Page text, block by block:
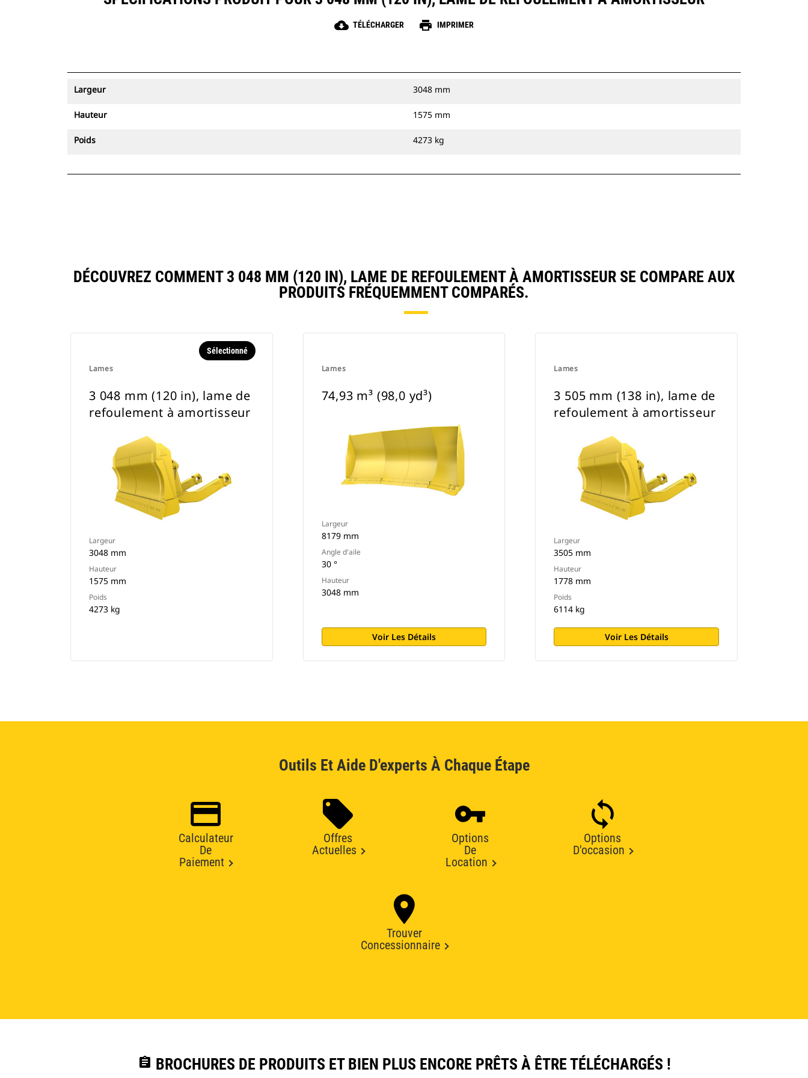
cloud_download TÉLÉCHARGER print IMPRIMER
Largeur 3048 mm
Hauteur 1575 mm
Poids 4273 kg
DÉCOUVREZ COMMENT 3 048 MM (120 IN), LAME DE REFOULEMENT À AMORTISSEUR SE COMPARE AUX
PRODUITS FRÉQUEMMENT COMPARÉS.
Lames
Sélectionné
3 048 mm (120 in), lame de
refoulement à amortisseur
Largeur
3048 mm
Hauteur
1575 mm
Poids
4273 kg
Lames
74,93 m³ (98,0 yd³)
Largeur
8179 mm
Angle d'aile
30 °
Hauteur
3048 mm
Voir Les Détails
Lames
3 505 mm (138 in), lame de
refoulement à amortisseur
Largeur
3505 mm
Hauteur
1778 mm
Poids
6114 kg
Voir Les Détails
Outils Et Aide D'experts À Chaque Étape
Calculateur
De
Paiement
Offres
Actuelles
Options
De
Location
Options
D'occasion
Trouver
Concessionnaire
assignment BROCHURES DE PRODUITS ET BIEN PLUS ENCORE PRÊTS À ÊTRE TÉLÉCHARGÉS !